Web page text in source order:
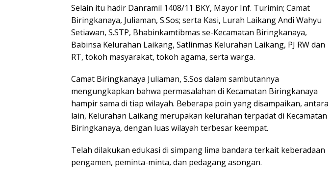
Selain itu hadir Danramil 1408/11 BKY, Mayor Inf. Turimin; Camat
Biringkanaya, Juliaman, S.Sos; serta Kasi, Lurah Laikang Andi Wahyu
Setiawan, S.STP, Bhabinkamtibmas se-Kecamatan Biringkanaya,
Babinsa Kelurahan Laikang, Satlinmas Kelurahan Laikang, PJ RW dan
RT, tokoh masyarakat, tokoh agama, serta warga.
Camat Biringkanaya Juliaman, S.Sos dalam sambutannya
mengungkapkan bahwa permasalahan di Kecamatan Biringkanaya
hampir sama di tiap wilayah. Beberapa poin yang disampaikan, antara
lain, Kelurahan Laikang merupakan kelurahan terpadat di Kecamatan
Biringkanaya, dengan luas wilayah terbesar keempat.
Telah dilakukan edukasi di simpang lima bandara terkait keberadaan
pengamen, peminta-minta, dan pedagang asongan.